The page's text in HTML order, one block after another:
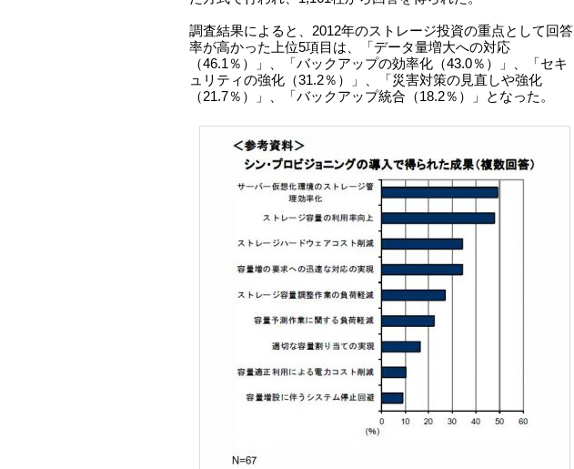
調査結果によると、2012年のストレージ投資の重点として回答
率が高かった上位5項目は、「データ量増大への対応
（46.1％）」、「バックアップの効率化（43.0％）」、「セキ
ュリティの強化（31.2％）」、「災害対策の見直しや強化
（21.7％）」、「バックアップ統合（18.2％）」となった。